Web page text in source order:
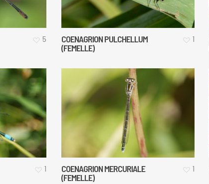
5
COENAGRION PULCHELLUM
(FEMELLE)
1
1
COENAGRION MERCURIALE
(FEMELLE)
1